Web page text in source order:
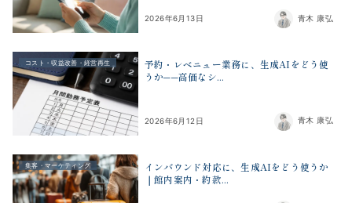
2026年6月13日 青木 康弘
コスト・収益改善・経営再生
予約・レベニュー業務に、生成AIをどう使
うか──高価なシ...
2026年6月12日 青木 康弘
集客・マーケティング
インバウンド対応に、生成AIをどう使うか
｜館内案内・約款...